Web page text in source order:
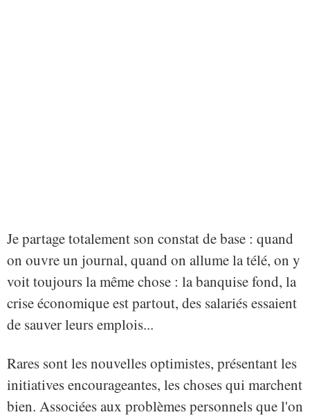
Je partage totalement son constat de base : quand
on ouvre un journal, quand on allume la télé, on y
voit toujours la même chose : la banquise fond, la
crise économique est partout, des salariés essaient
de sauver leurs emplois...
Rares sont les nouvelles optimistes, présentant les
initiatives encourageantes, les choses qui marchent
bien. Associées aux problèmes personnels que l'on